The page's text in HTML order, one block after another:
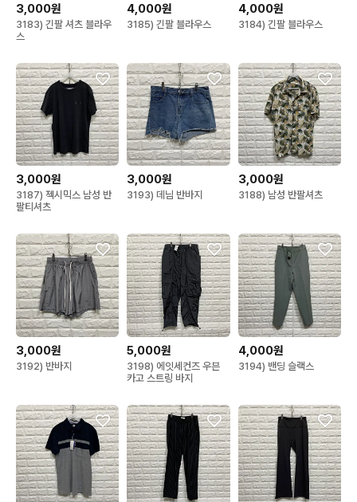
3,000원
3183) 긴팔 셔츠 블라우
스
4,000원
3185) 긴팔 블라우스
4,000원
3184) 긴팔 블라우스
3,000원
3187) 젝시믹스 남성 반
팔티셔츠
3,000원
3193) 데님 반바지
3,000원
3188) 남성 반팔셔츠
3,000원
3192) 반바지
5,000원
3198) 에잇세컨즈 우븐
카고 스트링 바지
4,000원
3194) 밴딩 슬랙스